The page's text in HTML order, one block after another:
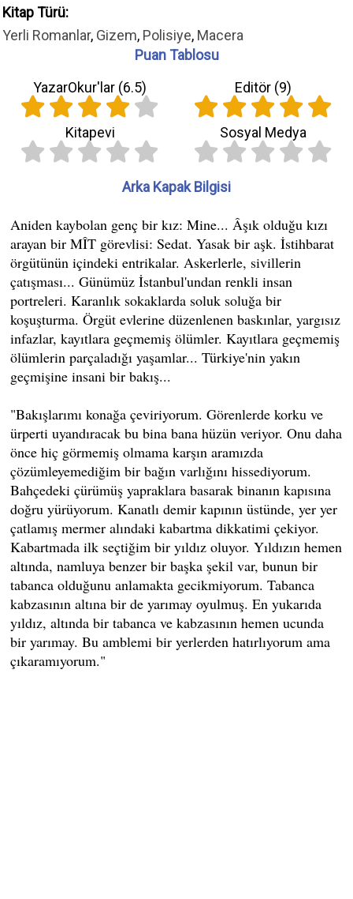
Kitap Türü:
Yerli Romanlar, Gizem, Polisiye, Macera
Puan Tablosu
YazarOkur'lar (6.5) Editör (9)
Kitapevi Sosyal Medya
Arka Kapak Bilgisi